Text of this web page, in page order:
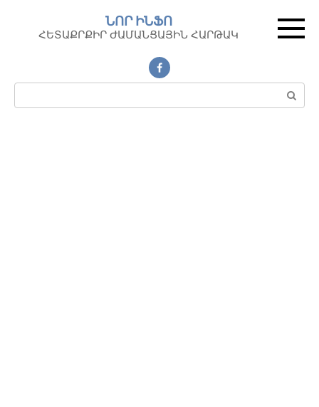
контенту
ՆՈՐ ԻՆՖՈ
ՀԵՏԱՔՐՔԻՐ ԺԱՄԱՆՑԱՅԻՆ ՀԱՐԹԱԿ
Поиск: